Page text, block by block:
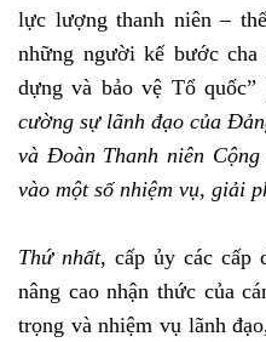
lực lượng thanh niên –
những người kế bước
dựng và bảo vệ Tổ quốc”
cường sự lãnh đạo của
và Đoàn Thanh niên
vào một số nhiệm vụ, giải
Thứ nhất, cấp ủy các cấp
nâng cao nhận thức của
trọng và nhiệm vụ lãnh